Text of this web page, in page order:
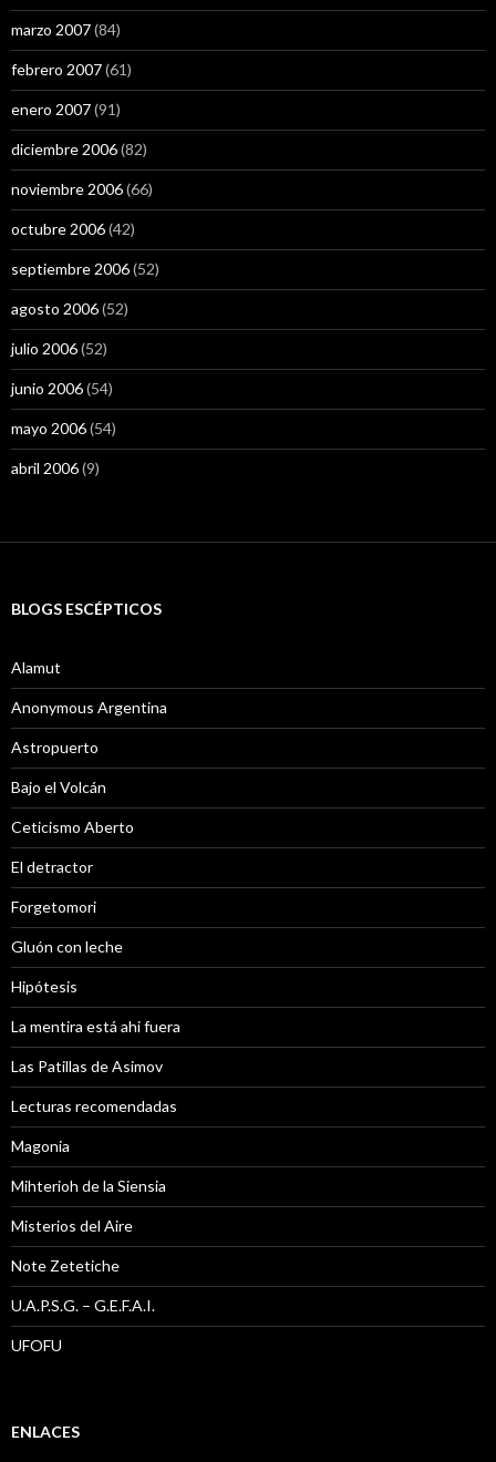
marzo 2007(84)
febrero 2007(61)
enero 2007(91)
diciembre 2006(82)
noviembre 2006(66)
octubre 2006(42)
septiembre 2006(52)
agosto 2006(52)
julio 2006(52)
junio 2006(54)
mayo 2006(54)
abril 2006(9)
BLOGS ESCÉPTICOS
Alamut
Anonymous Argentina
Astropuerto
Bajo el Volcán
Ceticismo Aberto
El detractor
Forgetomori
Gluón con leche
Hipótesis
La mentira está ahi fuera
Las Patillas de Asimov
Lecturas recomendadas
Magonia
Mihterioh de la Siensia
Misterios del Aire
Note Zetetiche
U.A.P.S.G. – G.E.F.A.I.
UFOFU
ENLACES